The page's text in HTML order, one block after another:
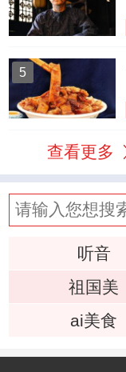
5
查看更多
听音
祖国美
ai美食